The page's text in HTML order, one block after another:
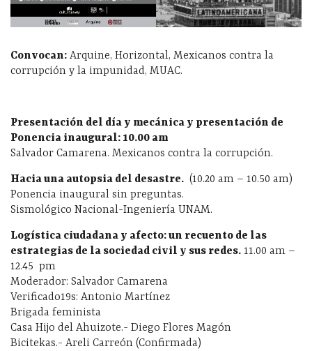
Convocan: Arquine, Horizontal, Mexicanos contra la
corrupción y la impunidad, MUAC.
Presentación del día y mecánica y presentación de
Ponencia inaugural: 10.00 am
Salvador Camarena. Mexicanos contra la corrupción.
Hacia una autopsia del desastre. (10.20 am – 10.50 am)
Ponencia inaugural sin preguntas.
Sismológico Nacional-Ingeniería UNAM.
Logística ciudadana y afecto: un recuento de las
estrategias de la sociedad civil y sus redes. 11.00 am –
12.45 pm
Moderador: Salvador Camarena
Verificado19s: Antonio Martínez
Brigada feminista
Casa Hijo del Ahuizote.- Diego Flores Magón
Bicitekas.- Areli Carreón (Confirmada)